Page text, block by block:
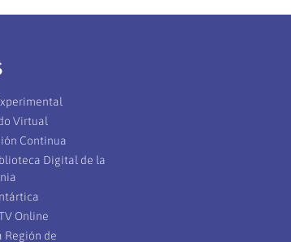
Virtual
Continua
Digital de la
Online
Región de